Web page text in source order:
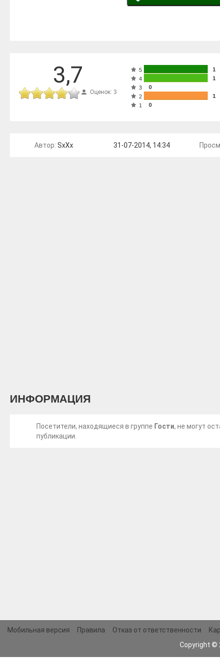
3,7
Оценок: 3
5
1
4
1
3
0
2
1
1
0
Автор: SxXx 31-07-2014, 14:34
ИНФОРМАЦИЯ
Посетители, находящиеся в группе Гости, не могут
публикации.
Мобильная версия Правила Отказ от ответственности
Copyright ©